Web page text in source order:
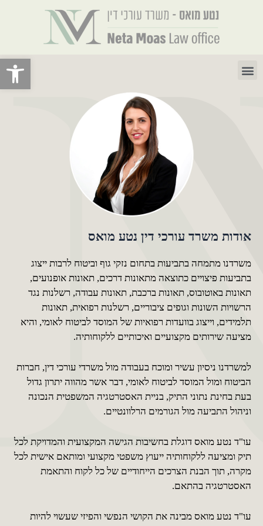
פתח תפריט
אודות משרד עורכי דין נטע מואס
משרדנו מתמחה בתביעות בתחום נזקי גוף וביטוח לרבות ייצוג
בתביעות פיצויים כתוצאה מתאונות דרכים, תאונות אופנועים,
תאונות באוטובוס, תאונות ברכבת, תאונות עבודה, רשלנות נגד
הרשויות השונות וגופים ציבוריים, רשלנות רפואית, תאונות
תלמידים, וייצוג בוועדות רפואיות של המוסד לביטוח לאומי, והיא
מציעה שירותים מקצועיים ואיכותיים ללקוחותיה.
למשרדנו ניסיון עשיר ומוכח בעבודה מול משרדי עורכי דין, חברות
הביטוח ומול המוסד לביטוח לאומי, דבר אשר מהווה יתרון גדול
בעת בחינת נתוני התיק, בניית האסטרטגיה המשפטית הנכונה
וניהול התביעה מול הגורמים הרלוונטיים.
עו"ד נטע מואס דוגלת בחשיבות הגישה המקצועית והמדויקת לכל
תיק ומציעה ללקוחותיה ייעוץ משפטי מקצועי ומותאם אישית לכל
מקרה, תוך הבנת הצרכים הייחודיים של כל לקוח והתאמת
האסטרטגיה בהתאם.
עו"ד נטע מואס מבינה את הקושי הנפשי והפיזי שעשוי להיות